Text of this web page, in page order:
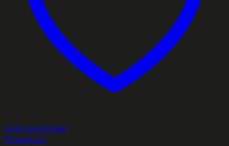
Lisää toivelistaan
Pikakatselu